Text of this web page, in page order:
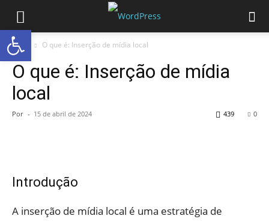
Início O que é: Inserção de mídia local
O que é: Inserção de mídia
local
Por - 15 de abril de 2024 0
439
Introdução
A inserção de mídia local é uma estratégia de
Abrir a barra de ferramentas